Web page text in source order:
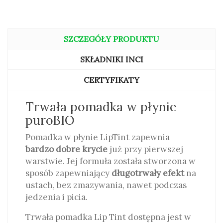
SZCZEGÓŁY PRODUKTU
SKŁADNIKI INCI
CERTYFIKATY
Trwała pomadka w płynie
puroBIO
Pomadka w płynie LipTint zapewnia
bardzo dobre krycie już przy pierwszej
warstwie. Jej formuła została stworzona w
sposób zapewniający długotrwały efektna
ustach, bez zmazywania, nawet podczas
jedzenia i picia.
Trwała pomadka Lip Tint dostępna jest w